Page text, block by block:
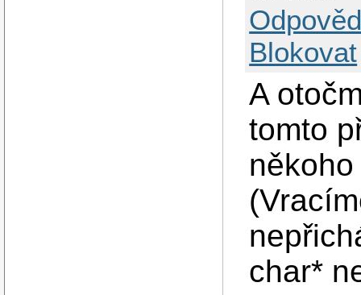
Blokovat
A
tomto
char*